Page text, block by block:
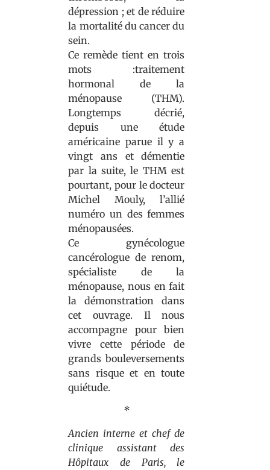
dépression ; et de réduire
la mortalité du cancer du
sein.
Ce remède tient en trois
mots :traitement
hormonal de la
ménopause (THM).
Longtemps décrié,
depuis une étude
américaine parue il y a
vingt ans et démentie
par la suite, le THM est
pourtant, pour le docteur
Michel Mouly, l’allié
numéro un des femmes
ménopausées.
Ce gynécologue
cancérologue de renom,
spécialiste de la
ménopause, nous en fait
la démonstration dans
cet ouvrage. Il nous
accompagne pour bien
vivre cette période de
grands bouleversements
sans risque et en toute
quiétude.
*
Ancien interne et chef de
clinique assistant des
Hôpitaux de Paris, le